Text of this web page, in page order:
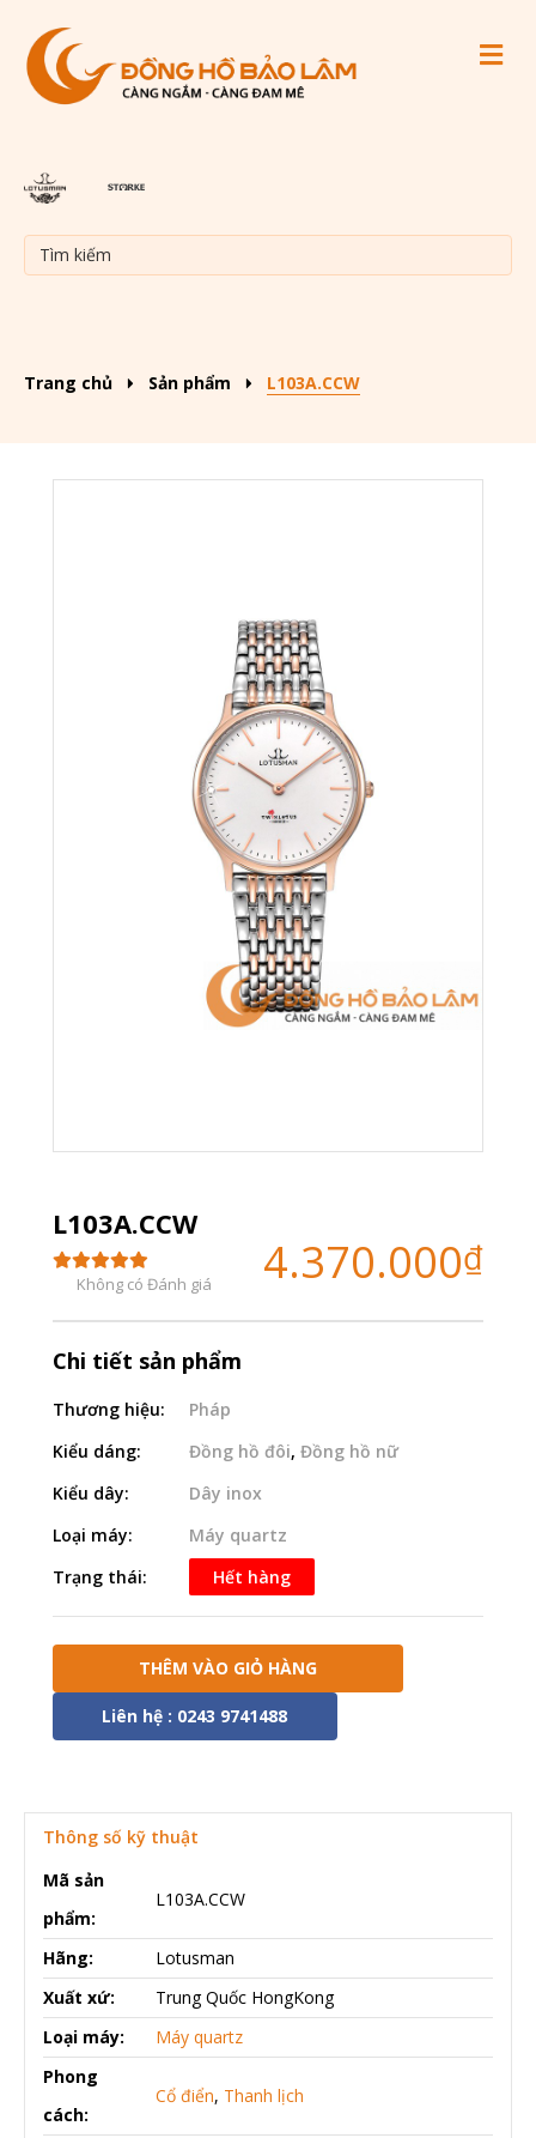
Trang chủ Sản phẩm L103A.CCW
L103A.CCW
Không có Đánh giá 4.370.000₫
Chi tiết sản phẩm
Thương hiệu:
Pháp
Kiểu dáng:
Đồng hồ đôi, Đồng hồ nữ
Kiểu dây:
Dây inox
Loại máy:
Máy quartz
Trạng thái:
Hết hàng
THÊM VÀO GIỎ HÀNG
Liên hệ : 0243 9741488
Thông số kỹ thuật
Mã sản
phẩm:
L103A.CCW
Hãng:
Lotusman
Xuất xứ:
Trung Quốc HongKong
Loại máy:
Máy quartz
Phong
cách:
Cổ điển, Thanh lịch